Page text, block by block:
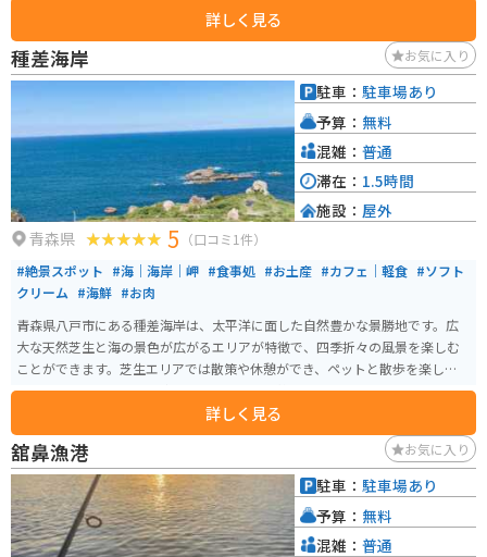
てみてください。また、軽食コーナーでは、ホタテやイカなどの浜焼きも楽
しめます。 バイクで訪れる際は、太平洋に面した海岸線を走る国道45号線か
らアクセスできます。道の駅には、広々とした駐車場が完備されているので
安心です。周辺には、種差海岸や蕪島など、風光明媚な観光スポットも点在し
な魚介類を堪能できる - 太平洋を望む絶景スポット - バイクツーリングの拠点
詳しく見る
種差海岸 お気に入り
青森県 5 （口コミ1件）
#絶景スポット #海｜海岸｜岬 #食事処 #お土産 #カフェ｜軽食 #ソフト
クリーム #海鮮 #お肉
青森県八戸市にある種差海岸は、太平洋に面した自然豊かな景勝地です。広
大な天然芝生と海の景色が広がるエリアが特徴で、四季折々の風景を楽しむ
ことができます。芝生エリアでは散策や休憩ができ、ペットと散歩を楽しむ人
やピクニックをする人の姿も見られます。開放的でゆったりと過ごせる空間
として、多くの人に親しまれています。 周辺には飲食施設も点在しており、
ミチル種差ではパスタなどの食事が楽しめます。また、近隣には海鮮料理を
提供する飲食店やジェラートなどの軽食を楽しめる場所もあり、観光の合間
の休憩にも便利です。宿泊施設もあるため、滞在型の観光にも対応していま
す。
詳しく見る
駐車： 駐車場あり
予算： 無料
混雑： 普通
滞在： 1.5時間
施設： 屋外
舘鼻漁港 お気に入り
駐車： 駐車場あり
予算： 無料
混雑： 普通